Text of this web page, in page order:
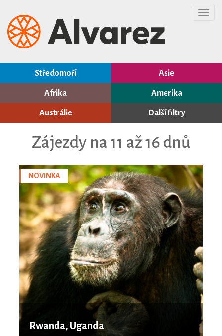
Středomoří Asie
Afrika Amerika
Austrálie Další filtry
Zájezdy na 11 až 16 dnů
NOVINKA
Rwanda, Uganda